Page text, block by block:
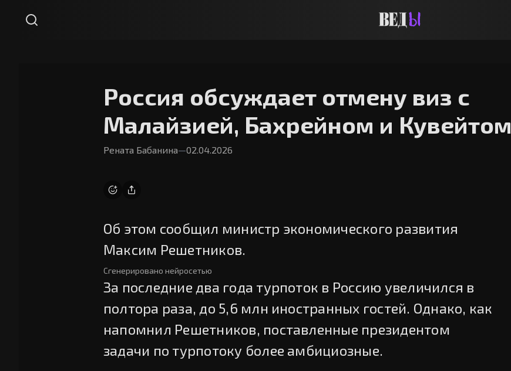
Россия обсуждает отмену виз с
Малайзией, Бахрейном и Кувейтом
Рената Бабанина—02.04.2026
Об этом сообщил министр экономического развития
Максим Решетников.
Сгенерировано нейросетью
За последние два года турпоток в Россию увеличился в
полтора раза, до 5,6 млн иностранных гостей. Однако, как
напомнил Решетников, поставленные президентом
задачи по турпотоку более амбициозные.